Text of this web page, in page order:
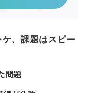
、課題はスピー
問題